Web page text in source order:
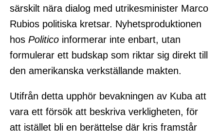
särskilt nära dialog med utrikesminister Marco
Rubios politiska kretsar. Nyhetsproduktionen
hos Politico informerar inte enbart, utan
formulerar ett budskap som riktar sig direkt till
den amerikanska verkställande makten.
Utifrån detta upphör bevakningen av Kuba att
vara ett försök att beskriva verkligheten, för
att istället bli en berättelse där kris framstår